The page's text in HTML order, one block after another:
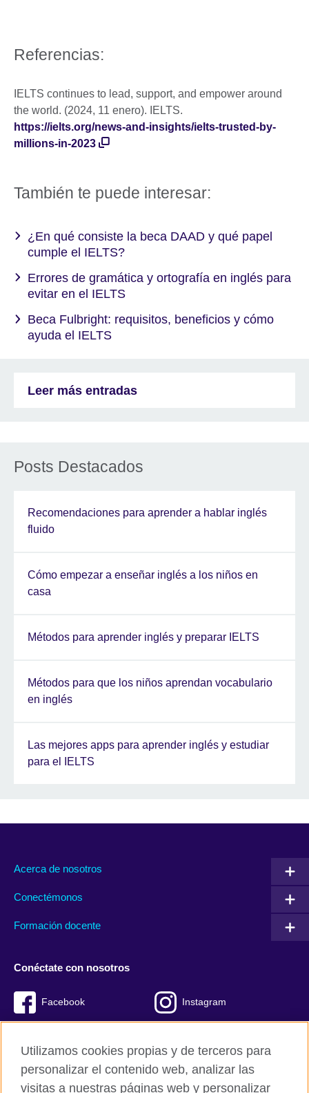
Referencias:
IELTS continues to lead, support, and empower around
the world. (2024, 11 enero). IELTS.
https://ielts.org/news-and-insights/ielts-trusted-by-
millions-in-2023
También te puede interesar:
¿En qué consiste la beca DAAD y qué papel
cumple el IELTS?
Errores de gramática y ortografía en inglés para
evitar en el IELTS
Beca Fulbright: requisitos, beneficios y cómo
ayuda el IELTS
Leer más entradas
Posts Destacados
Recomendaciones para aprender a hablar inglés
fluido
Cómo empezar a enseñar inglés a los niños en
casa
Métodos para aprender inglés y preparar IELTS
Métodos para que los niños aprendan vocabulario
en inglés
Las mejores apps para aprender inglés y estudiar
para el IELTS
Acerca de nosotros
Conectémonos
Formación docente
Conéctate con nosotros
Facebook Instagram
Utilizamos cookies propias y de terceros para
personalizar el contenido web, analizar las
visitas a nuestras páginas web y personalizar